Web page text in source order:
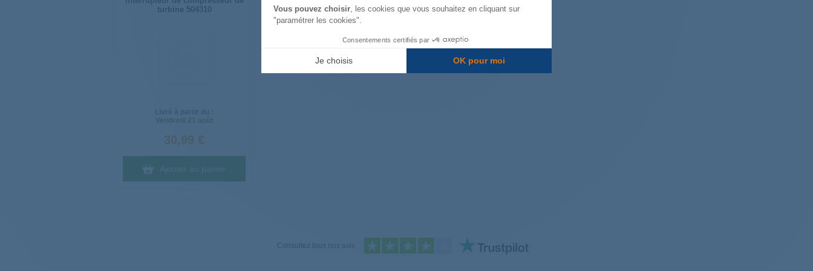
Vous pouvez choisir, les cookies que vous souhaitez en cliquant sur
"paramétrer les cookies".
Consentements certifiés par
Je choisis OK pour moi
turbine 504310
Vendredi
21 août
30,99 €
Ajouter au panier
Consultez tous nos avis